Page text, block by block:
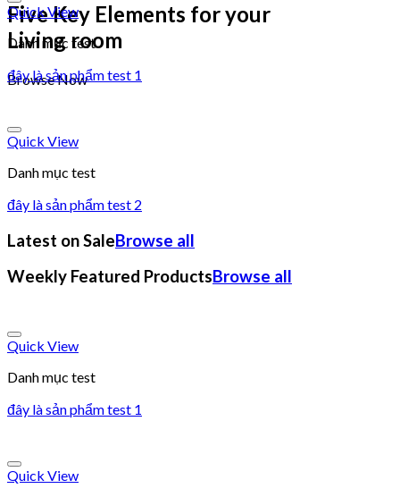
Five Key Elements for your
Living room
Browse Now
Quick View
Danh mục test
đây là sản phẩm test 1
Quick View
Danh mục test
đây là sản phẩm test 2
Latest on SaleBrowse all
Weekly Featured ProductsBrowse all
Quick View
Danh mục test
đây là sản phẩm test 1
Quick View